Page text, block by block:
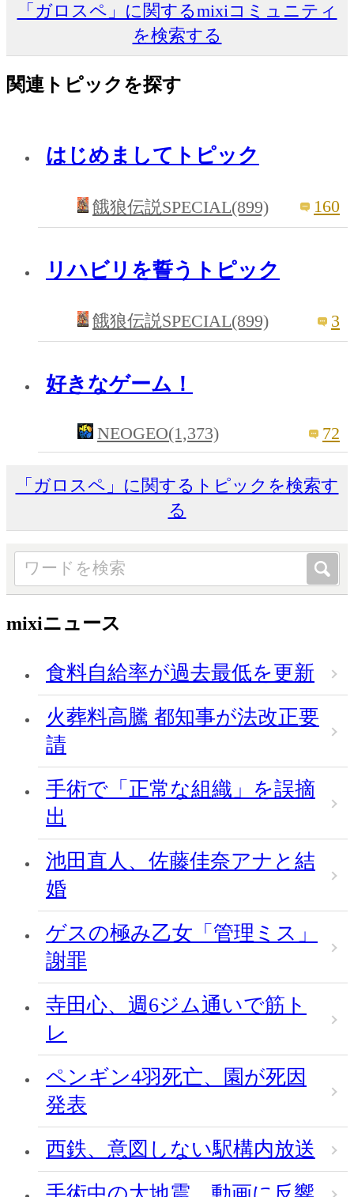
「ガロスペ」に関するmixiコミュニティ
を検索する
関連トピックを探す
はじめましてトピック
餓狼伝説SPECIAL(899) 160
リハビリを誓うトピック
餓狼伝説SPECIAL(899) 3
好きなゲーム！
NEOGEO(1,373) 72
「ガロスペ」に関するトピックを検索す
る
mixiニュース
食料自給率が過去最低を更新
火葬料高騰 都知事が法改正要
請
手術で「正常な組織」を誤摘
出
池田直人、佐藤佳奈アナと結
婚
ゲスの極み乙女「管理ミス」
謝罪
寺田心、週6ジム通いで筋ト
レ
ペンギン4羽死亡、園が死因
発表
西鉄、意図しない駅構内放送